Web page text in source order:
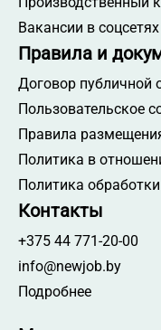
Вакансии в соцсетях
Правила и
Договор публичной
Пользовательское
Правила
Политика в
Политика
Контакты
+375 44 771-20-00
info@newjob.by
Подробнее